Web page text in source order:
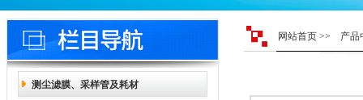
测尘滤膜、采样管及耗材
网站首页 >> 产品